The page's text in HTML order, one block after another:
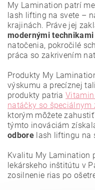
Vložením hodnotenie
My Lamination patrí
lash lifting na svete –
krajinách. Práve jej
modernými
natočenia, pokročilé
práca so zakrivením
Produkty My
výskumu a precíznej
produkty patria
natáčky so špeciálnym
ktorým môžete
týmto inováciám
odborelash liftingu na
Kvalitu My Lamination
lekárskeho inštitútu v
zosilnenie rias po